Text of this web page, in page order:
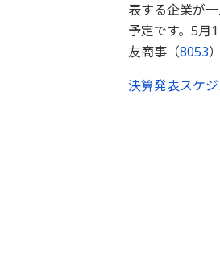
表する企業が
予定です。5月
友商事（8053
決算発表スケ